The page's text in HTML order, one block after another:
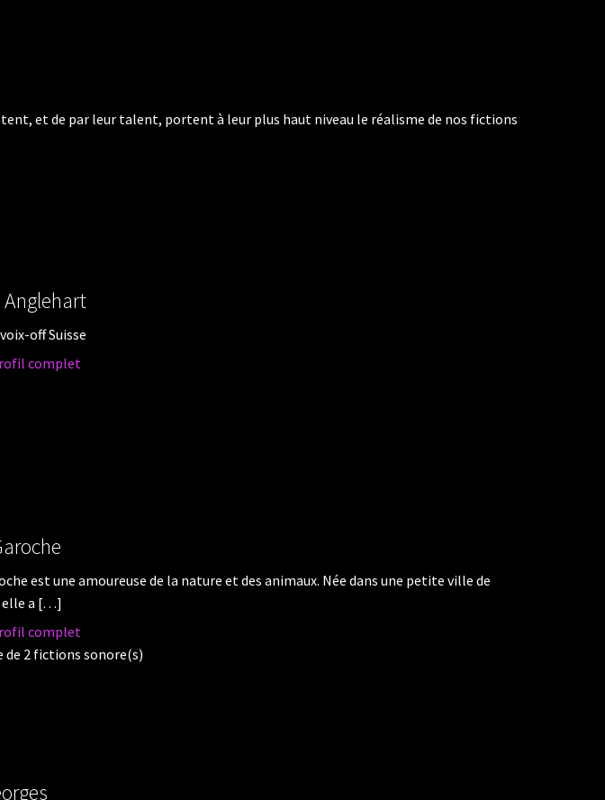
et de par leur talent, portent à leur plus haut niveau le réalisme de nos fictions
off Suisse
complet
est une amoureuse de la nature et des animaux. Née dans une petite ville de
elle a […]
complet
2 fictions sonore(s)